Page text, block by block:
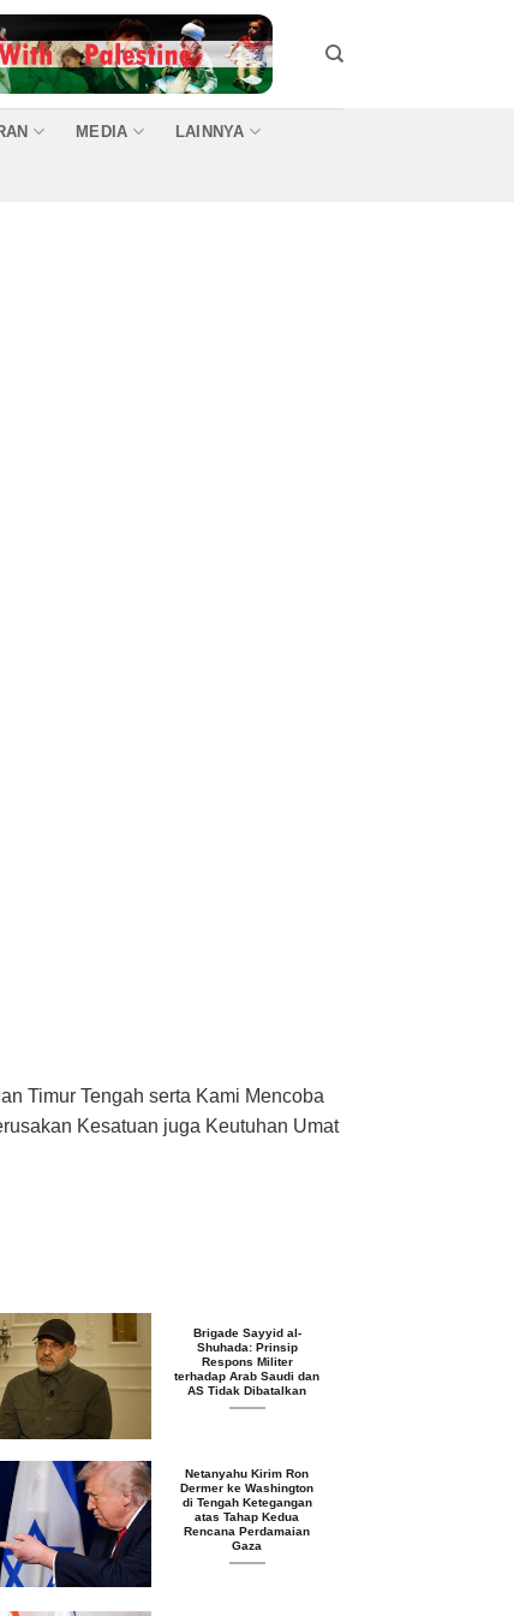
MEDIA LAINNYA
Timur Tengah serta Kami Mencoba
Kesatuan juga Keutuhan Umat
Brigade Sayyid al-
Shuhada: Prinsip
Respons Militer
terhadap Arab Saudi dan
AS Tidak Dibatalkan
Netanyahu Kirim Ron
Dermer ke Washington
di Tengah Ketegangan
atas Tahap Kedua
Rencana Perdamaian
Gaza